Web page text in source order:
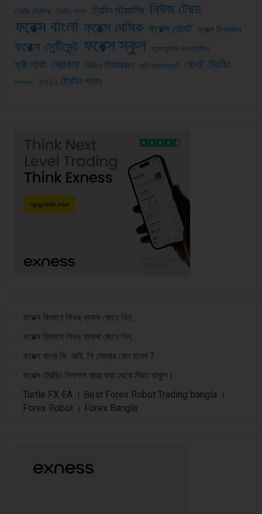
ট্রেডিং টেকনিক ট্রেডিং প্লান ট্রেডিং স্ট্রাটেজি নিউজ ট্রেড
ফরেক্স বাংলা ফরেক্স বেসিক ফরেক্স রোবট ফরেক্স সিগন্যাল
ফরেক্স সেন্টিমেন্ট ফরেক্স স্কুল ফান্ডামেন্টাল এনালাইসিস
ফ্রী রোবট ব্রোকার ভিডিও টিউটরিয়াল মানি ম্যানেজমেন্ট রোবট ট্রেডিং
সিগন্যাল ২০২১ ট্রেডিং প্লান
ফরেক্স কিভাবে পিওর ব্যবসা জেনে নিন…
ফরেক্স কিভাবে পিওর ব্যবসা জেনে নিন.
ফরেক্স বাংলা ভি .আই. পি মেম্বার কেন হবেন ?
ফরেক্স ট্রেডিং সিগনাল ক্রয় করা থেকে বিরত থাকুন।
Turtle FX EA । Best Forex Robot Trading bangla ।
Forex Robot । Forex Bangla